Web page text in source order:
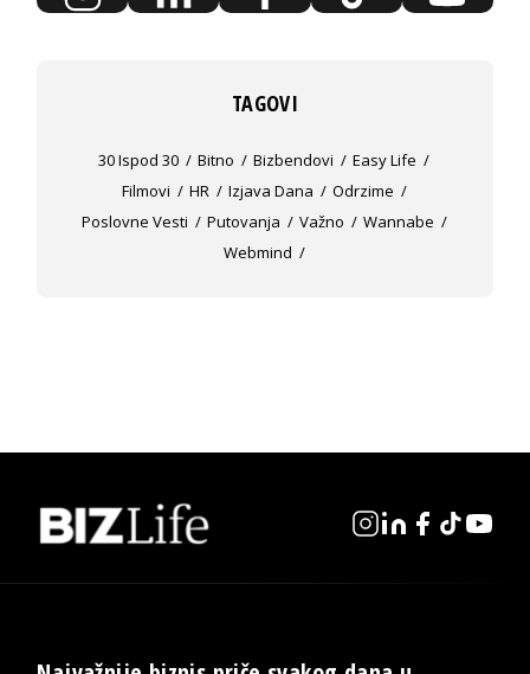
TAGOVI
30 Ispod 30 Bitno Bizbendovi
Easy Life
Filmovi
HR Izjava Dana
Odrzime
Poslovne Vesti
Putovanja Važno
Wannabe
Webmind